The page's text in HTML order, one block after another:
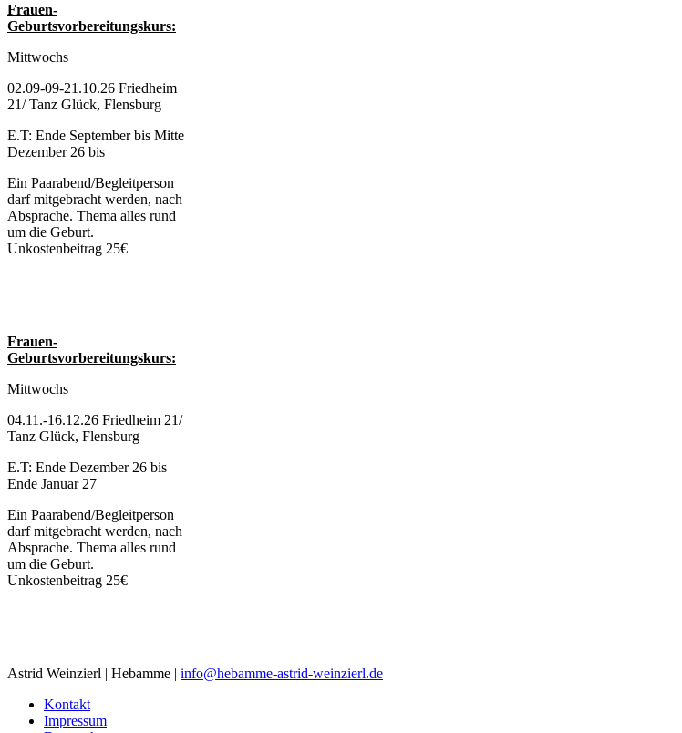
Frauen-
Geburtsvorbereitungskurs:
Mittwochs
02.09-09-21.10.26 Friedheim
21/ Tanz Glück, Flensburg
E.T: Ende September bis Mitte
Dezember 26 bis
Ein Paarabend/Begleitperson
darf mitgebracht werden, nach
Absprache. Thema alles rund
um die Geburt.
Unkostenbeitrag 25€
Frauen-
Geburtsvorbereitungskurs:
Mittwochs
04.11.-16.12.26 Friedheim 21/
Tanz Glück, Flensburg
E.T: Ende Dezember 26 bis
Ende Januar 27
Ein Paarabend/Begleitperson
darf mitgebracht werden, nach
Absprache. Thema alles rund
um die Geburt.
Unkostenbeitrag 25€
Astrid Weinzierl | Hebamme | info@hebamme-astrid-weinzierl.de
Kontakt
Impressum